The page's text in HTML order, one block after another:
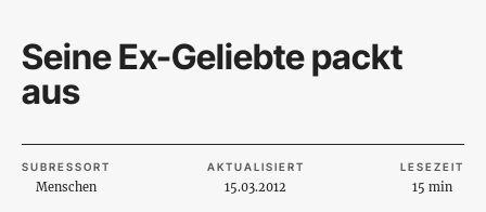
Seine Ex-Geliebte packt
aus
SUBRESSORT
Menschen
AKTUALISIERT
15.03.2012
LESEZEIT
15 min